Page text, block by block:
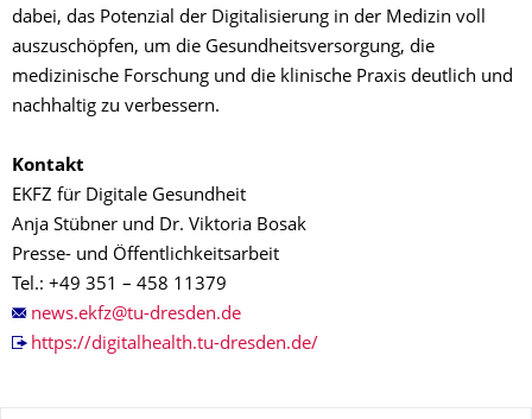
dabei, das Potenzial der Digitalisierung in der Medizin voll
auszuschöpfen, um die Gesundheitsversorgung, die
medizinische Forschung und die klinische Praxis deutlich und
nachhaltig zu verbessern.
Kontakt
EKFZ für Digitale Gesundheit
Anja Stübner und Dr. Viktoria Bosak
Presse- und Öffentlichkeitsarbeit
Tel.: +49 351 – 458 11379
https://digitalhealth.tu-dresden.de/